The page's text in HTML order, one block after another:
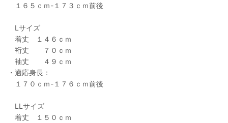
１６５ｃｍ-１７３ｃｍ前後
Lサイズ
着丈 １４６ｃｍ
裄丈 ７０ｃｍ
袖丈 ４９ｃｍ
・適応身長：
１７０ｃｍ-１７６ｃｍ前後
LLサイズ
着丈 １５０ｃｍ